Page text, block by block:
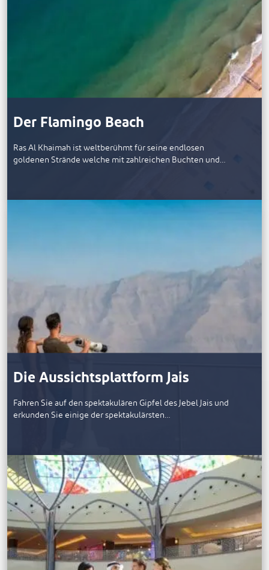
Der Flamingo Beach
Ras Al Khaimah ist weltberühmt für seine endlosen
goldenen Strände welche mit zahlreichen Buchten und…
Die Aussichtsplattform Jais
Fahren Sie auf den spektakulären Gipfel des Jebel Jais und
erkunden Sie einige der spektakulärsten…